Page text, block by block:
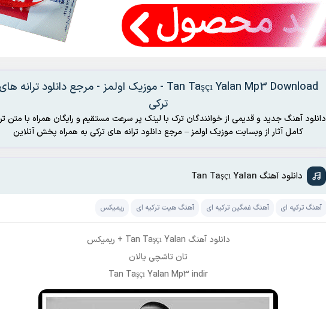
Tan Taşçı Yalan Mp3 Download - موزیک اولمز - مرجع دانلود ترانه های
ترکی
دانلود آهنگ جدید و قدیمی از خوانندگان ترک با لینک پر سرعت مستقیم و رایگان همراه با متن
کامل آثار از وبسایت موزیک اولمز – مرجع دانلود ترانه های ترکی به همراه پخش آنلاین
دانلود آهنگ Tan Taşçı Yalan
آهنگ ترکیه ای آهنگ غمگین ترکیه ای آهنگ هیت ترکیه ای ریمیکس
دانلود آهنگ Tan Taşçı Yalan + ریمیکس
تان تاشچی یالان
Tan Taşçı Yalan Mp3 indir